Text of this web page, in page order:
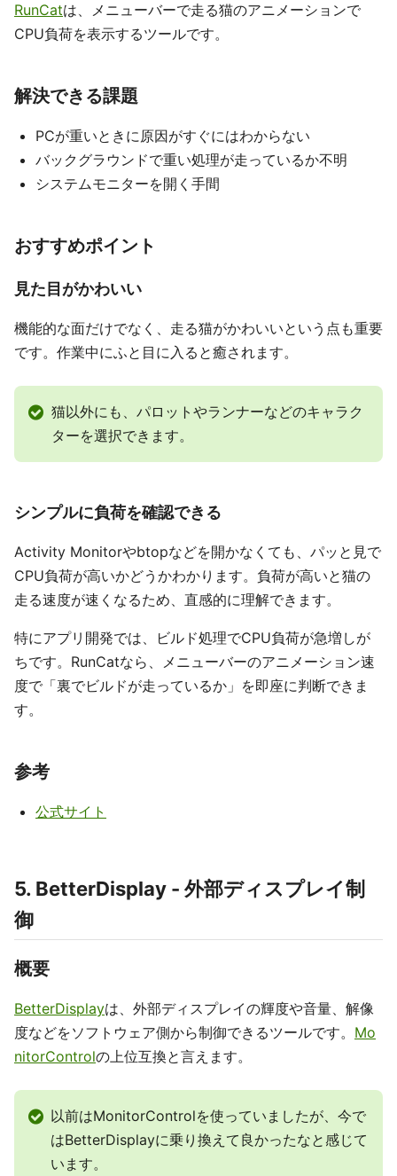
RunCatは、メニューバーで走る猫のアニメーションで
CPU負荷を表示するツールです。
解決できる課題
PCが重いときに原因がすぐにはわからない
バックグラウンドで重い処理が走っているか不明
システムモニターを開く手間
おすすめポイント
見た目がかわいい
機能的な面だけでなく、走る猫がかわいいという点も重要
です。作業中にふと目に入ると癒されます。
猫以外にも、パロットやランナーなどのキャラク
ターを選択できます。
シンプルに負荷を確認できる
Activity Monitorやbtopなどを開かなくても、パッと見で
CPU負荷が高いかどうかわかります。負荷が高いと猫の
走る速度が速くなるため、直感的に理解できます。
特にアプリ開発では、ビルド処理でCPU負荷が急増しが
ちです。RunCatなら、メニューバーのアニメーション速
度で「裏でビルドが走っているか」を即座に判断できま
す。
参考
公式サイト
5. BetterDisplay - 外部ディスプレイ制
御
概要
BetterDisplayは、外部ディスプレイの輝度や音量、解像
度などをソフトウェア側から制御できるツールです。 Mo
nitorControlの上位互換と言えます。
以前はMonitorControlを使っていましたが、今で
はBetterDisplayに乗り換えて良かったなと感じて
います。